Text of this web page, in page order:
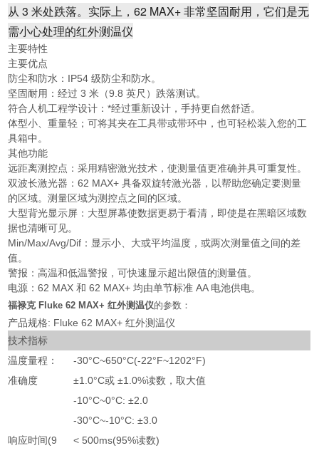
从 3 米处跌落。实际上，62 MAX+ 非常坚固耐用，它们是无
需小心处理的红外测温仪
主要特性
主要优点
防尘和防水：IP54 级防尘和防水。
坚固耐用：经过 3 米（9.8 英尺）跌落测试。
符合人机工程学设计：*经过重新设计，手持更自然舒适。
体型小、重量轻；可将其夹在工具带或带环中，也可轻松装入您的工
具箱中。
其他功能
远距离测控点：采用精密激光技术，使测量值更准确并具可重复性。
双波长激光器：62 MAX+ 具备双旋转激光器，以帮助您确定要测量
的区域。测量区域为测控点之间的区域。
大型背光显示屏：大型屏幕使数据更易于看清，即使是在黑暗区域数
据也清晰可见。
Min/Max/Avg/Dif：显示小、大或平均温度，或两次测量值之间的差
值。
警报：高温和低温警报，可快速显示超出限值的测量值。
电源：62 MAX 和 62 MAX+ 均由单节标准 AA 电池供电。
福禄克 Fluke 62 MAX+ 红外测温仪的参数：
产品规格: Fluke 62 MAX+ 红外测温仪
技术指标
温度量程：
-30°C~650°C(-22°F~1202°F)
准确度
±1.0°C或 ±1.0%读数，取大值
-10°C~0°C: ±2.0
-30°C~-10°C: ±3.0
响应时间(9
< 500ms(95%读数)